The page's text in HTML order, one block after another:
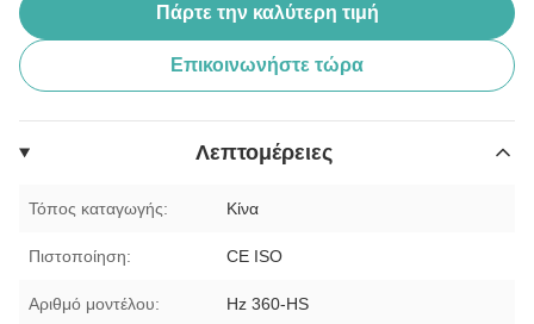
Πάρτε την καλύτερη τιμή
Επικοινωνήστε τώρα
Λεπτομέρειες
Τόπος καταγωγής: Κίνα
Πιστοποίηση: CE ISO
Αριθμό μοντέλου: Hz 360-HS